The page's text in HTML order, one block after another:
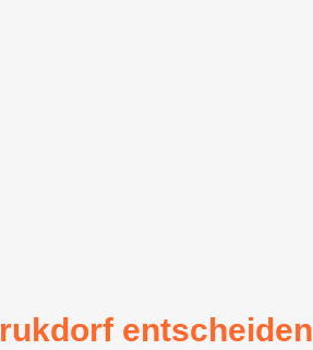
entscheiden